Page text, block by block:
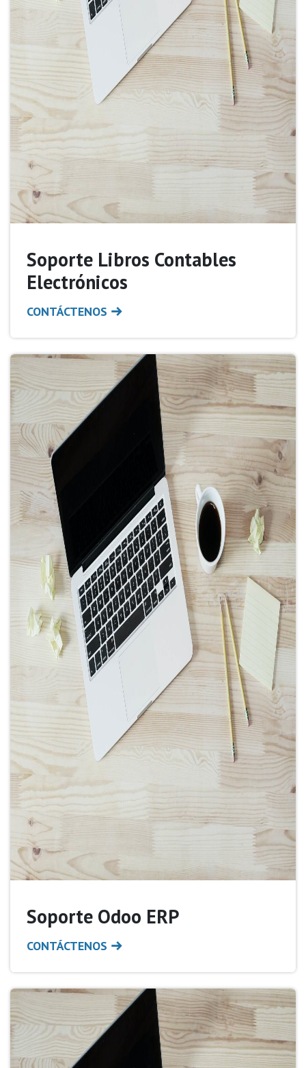
Soporte Libros Contables
Electrónicos
CONTÁCTENOS
Soporte Odoo ERP
CONTÁCTENOS